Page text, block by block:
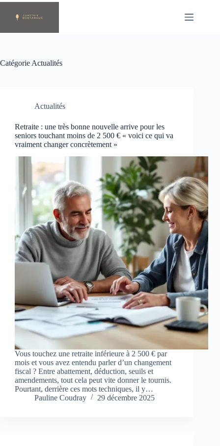
Passer
contenu
Catégorie Actualités
Actualités
Retraite : une très bonne nouvelle arrive pour les
seniors touchant moins de 2 500 € « voici ce qui va
vraiment changer concrètement »
Vous touchez une retraite inférieure à 2 500 € par
mois et vous avez entendu parler d’un changement
fiscal ? Entre abattement, déduction, seuils et
amendements, tout cela peut vite donner le tournis.
Pourtant, derrière ces mots techniques, il y…
Pauline Coudray
29 décembre 2025